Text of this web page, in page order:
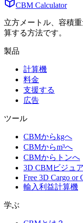
CBM Calculator
立方メートル、容積
算する方法です。
製品
計算機
料金
支援する
広告
ツール
CBMからkgへ
CBMからm³へ
CBMからトンへ
3D CBMビジュ
Free 3D Cargo or
輸入利益計算機
学ぶ